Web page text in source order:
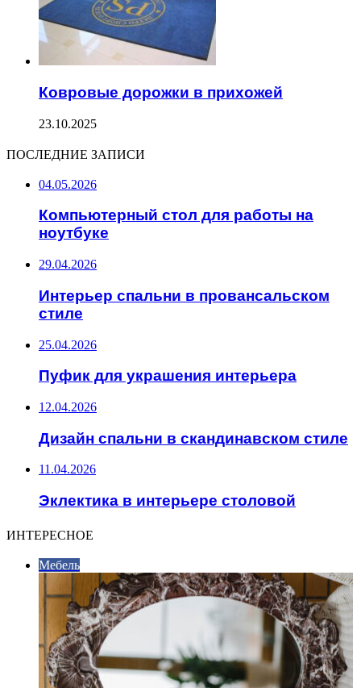
Ковровые дорожки в прихожей
23.10.2025
ПОСЛЕДНИЕ ЗАПИСИ
04.05.2026
Компьютерный стол для работы на
ноутбуке
29.04.2026
Интерьер спальни в провансальском
стиле
25.04.2026
Пуфик для украшения интерьера
12.04.2026
Дизайн спальни в скандинавском стиле
11.04.2026
Эклектика в интерьере столовой
ИНТЕРЕСНОЕ
Мебель